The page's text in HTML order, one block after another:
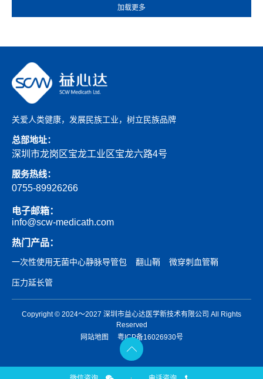
关爱人类健康，发展民族工业，树立民族品牌
总部地址：
深圳市龙岗区宝龙工业区宝龙六路4号
服务热线：
0755-89926266
电子邮箱：
info@scw-medicath.com
热门产品：
一次性使用无菌中心静脉导管包 翻山鞘 微穿刺血管鞘
压力延长管
Copyright © 2024～2027 深圳市益心达医学新技术有限公司 All Rights
Reserved
网站地图
粤ICP备16026930号